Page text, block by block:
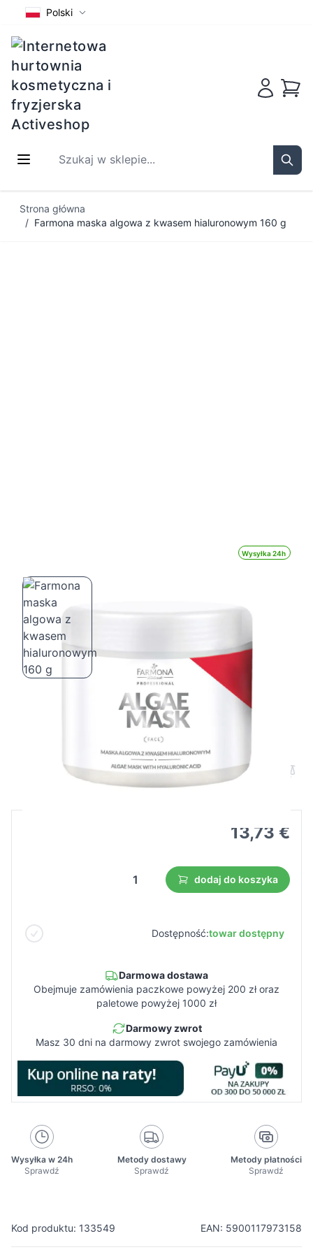
Polski
Szukaj w sklepie...
Strona główna
/ Farmona maska algowa z kwasem hialuronowym 160 g
Wysyłka 24h
Farmona maska algowa z kwasem
hialuronowym 160 g
Kod produktu: 133549 EAN: 5900117973158
13,73 €
dodaj do koszyka
Dostępność:towar dostępny
Darmowa dostawa
Obejmuje zamówienia paczkowe powyżej 200 zł oraz
paletowe powyżej 1000 zł
Darmowy zwrot
Masz 30 dni na darmowy zwrot swojego zamówienia
Wysyłka w 24h
Sprawdź
Metody dostawy
Sprawdź
Metody płatności
Sprawdź